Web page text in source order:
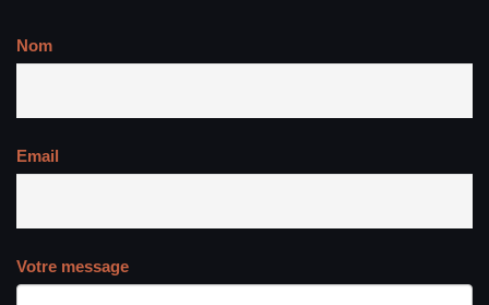
Nom
Email
Votre message